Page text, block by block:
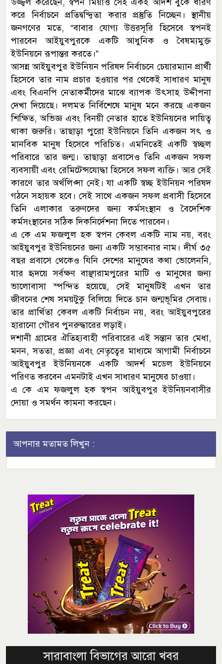
করে নির্বাচনে প্রতিদ্বন্দ্বিতা করার প্রস্তুতি নিচ্ছেন। স্থানীয়
জনগণের মতে, “বাবার যোগ্য উত্তরসূরি হিসেবে স্বপনই
পারবেন আইয়ুবপুরকে একটি আধুনিক ও বৈষম্যমুক্ত
ইউনিয়নে রূপান্তর করতে।”
আসন্ন আইয়ুবপুর ইউনিয়ন পরিষদ নির্বাচনে চেয়ারম্যান প্রার্থী
হিসেবে তার নাম প্রচার হওয়ার পর থেকেই সাধারণ মানুষ
এবং বিএনপি নেতাকর্মীদের মাঝে ব্যাপক উৎসাহ উদ্দীপনা
দেখা দিয়েছে। দলমত নির্বিশেষে মানুষ মনে করছে একজন
শিক্ষিত, অভিজ্ঞ এবং বিনয়ী নেতার হাতে ইউনিয়নের দায়িত্ব
থাকা জরুরি। তাছাড়া পুরো ইউনিয়নে তিনি একজন সৎ ও
মানবিক মানুষ হিসেবে পরিচিত। এমনিতেই একটি স্বচ্ছল
পরিবারে তার জন্ম। তাছাড়া প্রবাসেও তিনি একজন সফল
ব্যবসায়ী এবং রেমিটেন্সযোদ্ধা হিসেবে সফল ব্যক্তি। আর সেই
কারণে তার অর্থলিপ্সা নেই। যা একটি স্বচ্ছ ইউনিয়ন পরিষদ
গঠনে সহায়ক হবে। সেই সাথে একজন সফল প্রবাসী হিসেবে
তিনি এলাকার তরুণদের জন্য কর্মসংস্থান ও বৈদেশিক
কর্মসংস্থানের সঠিক দিকনির্দেশনা দিতে পারবেন।
এ কে এম ফজলুল হক স্বপন কেবল একটি নাম নয়, বরং
আইয়ুবপুর ইউনিয়নের জন্য একটি সম্ভাবনার নাম। দীর্ঘ ৩৫
বছর প্রবাসে থেকেও যিনি দেশের মানুষের কথা ভোলেননি,
যার হৃদয়ে সর্বক্ষণ বাঞ্ছারামপুরের মাটি ও মানুষের জন্য
ভালোবাসা স্পন্দিত হয়েছে, সেই মানুষটিই এখন তার
জীবনের শেষ সময়টুকু বিলিয়ে দিতে চান জন্মভূমির সেবায়।
তার প্রার্থিতা কেবল একটি নির্বাচন নয়, বরং আইয়ুবপুরের
হারানো গৌরব পুনরুদ্ধারের লড়াই।
দশানী গ্রামের ঐতিহ্যবাহী পরিবারের এই সন্তান তার মেধা,
মনন, সততা, প্রজ্ঞা এবং নেতৃত্বের মাধ্যমে আগামী নির্বাচনে
আইয়ুবপুর ইউনিয়নকে একটি আদর্শ মডেল ইউনিয়নে
পরিণত করবেন এমনটাই এখন সাধারণ মানুষের চাওয়া।
এ কে এম ফজলুল হক স্বপন আইয়ুবপুর ইউনিয়নবাসীর
দোয়া ও সমর্থন কামনা করছেন।
আপনার মতামত লিখুন :
সারাবাংলা বিভাগের আরো খবর